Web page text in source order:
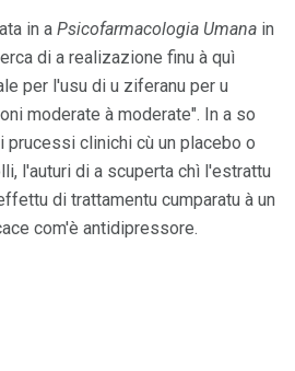
in a Psicofarmacologia Umana in
di a realizazione finu à quì
per l'usu di u ziferanu per u
moderate à moderate". In a so
clinichi cù un placebo o
l'auturi di a scuperta chì l'estrattu
di trattamentu cumparatu à un
com'è antidipressore.